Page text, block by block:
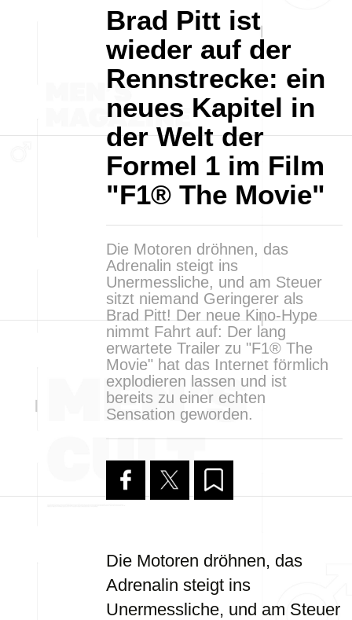
Brad Pitt ist
wieder auf der
Rennstrecke: ein
neues Kapitel in
der Welt der
Formel 1 im Film
"F1® The Movie"
Die Motoren dröhnen, das
Adrenalin steigt ins
Unermessliche, und am Steuer
sitzt niemand Geringerer als
Brad Pitt! Der neue Kino-Hype
nimmt Fahrt auf: Der lang
erwartete Trailer zu "F1® The
Movie" hat das Internet förmlich
explodieren lassen und ist
bereits zu einer echten
Sensation geworden.
Die Motoren dröhnen, das
Adrenalin steigt ins
Unermessliche, und am Steuer